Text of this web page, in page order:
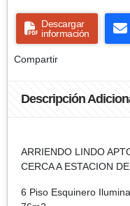
Descargar
información
Compartir
Descripción
ARRIENDO LINDO
CERCA A ESTACION
6 Piso Esquinero